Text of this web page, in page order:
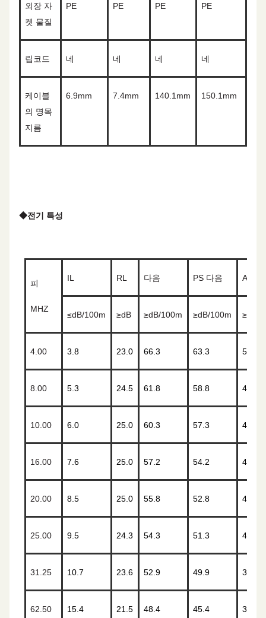
외장 자
켓 물질
PE PE PE PE
립코드 네 네 네 네
케이블
의 명목
지름
6.9mm 7.4mm 140.1mm 150.1mm
◆전기 특성
피
MHZ
IL RL 다음 PS 다음 ACRF
≤dB/100m ≥dB ≥dB/100m ≥dB/100m ≥
4.00 3.8 23.0 66.3 63.3 56.0
8.00 5.3 24.5 61.8 58.8 49.9
10.00 6.0 25.0 60.3 57.3 48.0
16.00 7.6 25.0 57.2 54.2 43.9
20.00 8.5 25.0 55.8 52.8 42.0
25.00 9.5 24.3 54.3 51.3 40.0
31.25 10.7 23.6 52.9 49.9 38.1
62.50 15.4 21.5 48.4 45.4 32.1